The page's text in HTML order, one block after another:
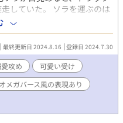
していた。 ソラを運ぶのは
アッシュという元軍人の二
収監されていたところ、階
の指示で連れ出されたのだ
されたが、ソラがとっさに
ュとともにトラックごと経
二人からシュニャと呼ばれ
の会話で、ニルヤと呼ばれ
ニャは時空を超越して様々
ソラはその神の分身だと思
最終更新日 2024.8.16 登録日 2024.7.30
攻め
可愛い受け
オメガバース風の表現あり